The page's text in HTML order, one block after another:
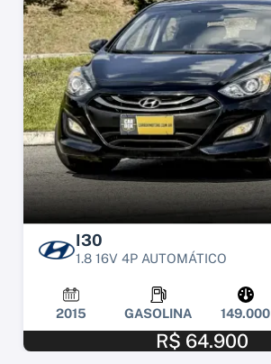
I30
1.8 16V 4P AUTOMÁTICO
2015 GASOLINA 149.000
R$ 64.900